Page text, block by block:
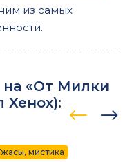
из самых
на «От Милки
Хенох):
мистика